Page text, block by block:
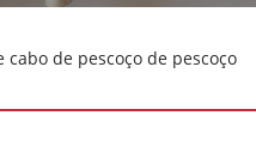
de pescoço de pescoço